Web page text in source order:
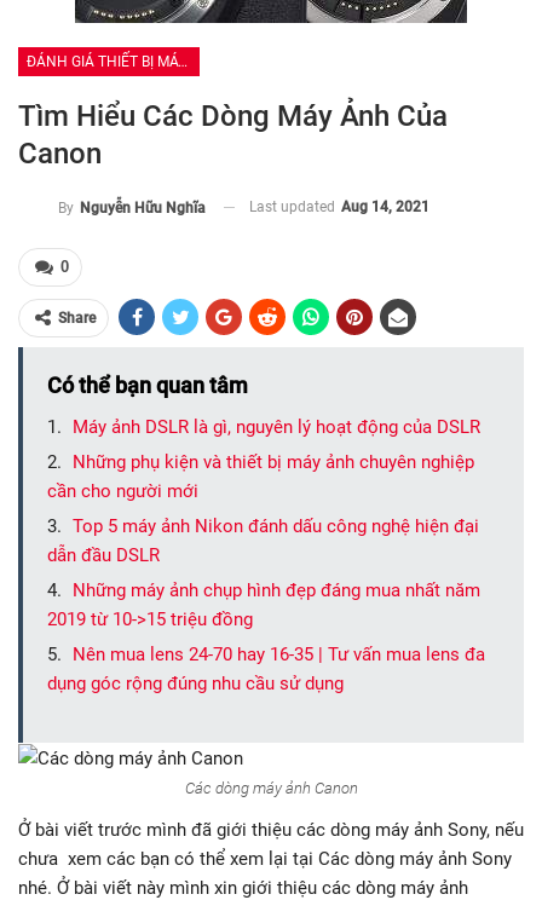
ĐÁNH GIÁ THIẾT BỊ MÁY ẢNH
Tìm Hiểu Các Dòng Máy Ảnh Của
Canon
By Nguyễn Hữu Nghĩa Last updated Aug 14, 2021
0
Share
Có thể bạn quan tâm
Máy ảnh DSLR là gì, nguyên lý hoạt động của DSLR
Những phụ kiện và thiết bị máy ảnh chuyên nghiệp
cần cho người mới
Top 5 máy ảnh Nikon đánh dấu công nghệ hiện đại
dẫn đầu DSLR
Những máy ảnh chụp hình đẹp đáng mua nhất năm
2019 từ 10->15 triệu đồng
Nên mua lens 24-70 hay 16-35 | Tư vấn mua lens đa
dụng góc rộng đúng nhu cầu sử dụng
Các dòng máy ảnh Canon
Ở bài viết trước mình đã giới thiệu các dòng máy ảnh Sony, nếu
chưa xem các bạn có thể xem lại tại Các dòng máy ảnh Sony
nhé. Ở bài viết này mình xin giới thiệu các dòng máy ảnh